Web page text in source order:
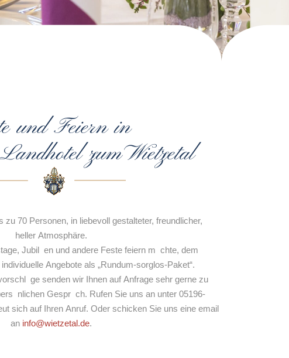
und Feiern in
zum Wietzetal
zu 70 Personen, in liebevoll gestalteter, freundlicher,
heller Atmosphäre.
Jubil en und andere Feste feiern m chte, dem
Angebote als „Rundum-sorglos-Paket“.
ge senden wir Ihnen auf Anfrage sehr gerne zu
nlichen Gespr ch. Rufen Sie uns an unter 05196-
sich auf Ihren Anruf. Oder schicken Sie uns eine email
an info@wietzetal.de.